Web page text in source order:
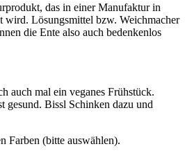
das in einer Manufaktur in
wird. Lösungsmittel bzw. Weichmacher
die Ente also auch bedenkenlos
auch mal ein veganes Frühstück.
gesund. Bissl Schinken dazu und
Farben (bitte auswählen).